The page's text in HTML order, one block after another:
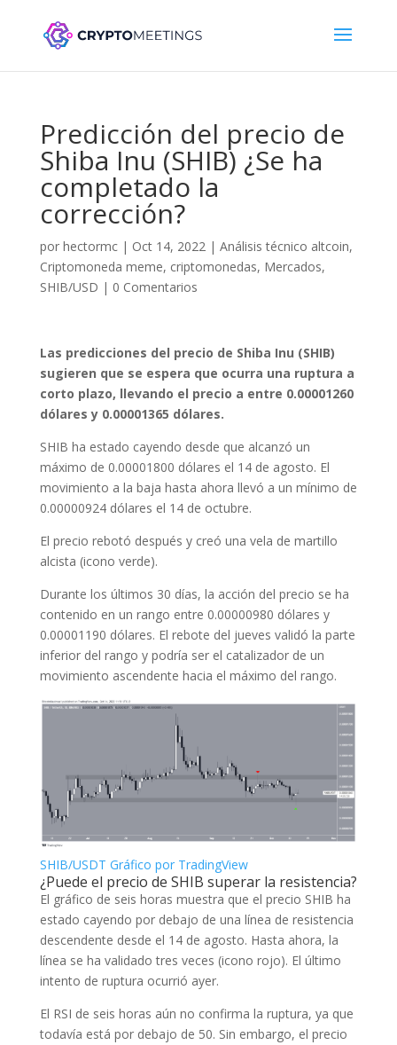
Predicción del precio de
Shiba Inu (SHIB) ¿Se ha
completado la
corrección?
por hectormc| Oct 14, 2022| Análisis técnico altcoin,
Criptomoneda meme, criptomonedas, Mercados,
SHIB/USD | 0 Comentarios
Las predicciones del precio de Shiba Inu (SHIB)
sugieren que se espera que ocurra una ruptura a
corto plazo, llevando el precio a entre 0.00001260
dólares y 0.00001365 dólares.
SHIB ha estado cayendo desde que alcanzó un
máximo de 0.00001800 dólares el 14 de agosto. El
movimiento a la baja hasta ahora llevó a un mínimo de
0.00000924 dólares el 14 de octubre.
El precio rebotó después y creó una vela de martillo
alcista (icono verde).
Durante los últimos 30 días, la acción del precio se ha
contenido en un rango entre 0.00000980 dólares y
0.00001190 dólares. El rebote del jueves validó la parte
inferior del rango y podría ser el catalizador de un
movimiento ascendente hacia el máximo del rango.
SHIB/USDT Gráfico por TradingView
¿Puede el precio de SHIB superar la resistencia?
El gráfico de seis horas muestra que el precio SHIB ha
estado cayendo por debajo de una línea de resistencia
descendente desde el 14 de agosto. Hasta ahora, la
línea se ha validado tres veces (icono rojo). El último
intento de ruptura ocurrió ayer.
El RSI de seis horas aún no confirma la ruptura, ya que
todavía está por debajo de 50. Sin embargo, el precio